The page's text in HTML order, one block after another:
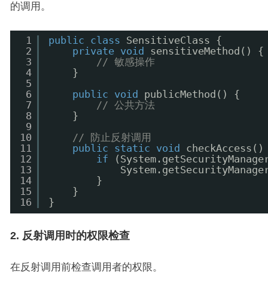
的调用。
1
2
3
4
5
6
7
8
9
10
11
12
13
14
15
16
public class
SensitiveClass {
private void
sensitiveMethod() {
// 敏感操作
}
public
void
publicMethod() {
// 公共方法
}
// 防止反射调用
public
static void
if
}
}
}
2. 反射调用时的权限检查
在反射调用前检查调用者的权限。